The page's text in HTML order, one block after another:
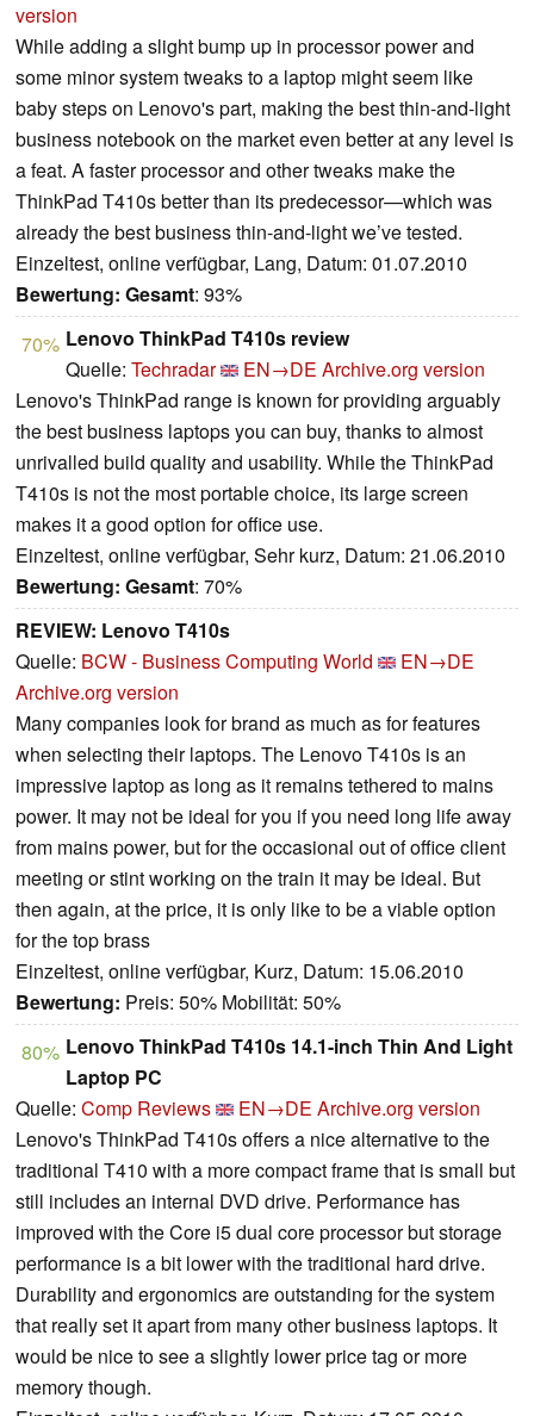
version
While adding a slight bump up in processor power and
some minor system tweaks to a laptop might seem like
baby steps on Lenovo's part, making the best thin-and-light
business notebook on the market even better at any level is
a feat. A faster processor and other tweaks make the
ThinkPad T410s better than its predecessor—which was
already the best business thin-and-light we’ve tested.
Einzeltest, online verfügbar, Lang, Datum: 01.07.2010
Bewertung: Gesamt: 93%
70% Lenovo ThinkPad T410s review
Quelle: Techradar EN→DE Archive.org version
Lenovo's ThinkPad range is known for providing arguably
the best business laptops you can buy, thanks to almost
unrivalled build quality and usability. While the ThinkPad
T410s is not the most portable choice, its large screen
makes it a good option for office use.
Einzeltest, online verfügbar, Sehr kurz, Datum: 21.06.2010
Bewertung: Gesamt: 70%
REVIEW: Lenovo T410s
Quelle: BCW - Business Computing World
EN→DE
Archive.org version
Many companies look for brand as much as for features
when selecting their laptops. The Lenovo T410s is an
impressive laptop as long as it remains tethered to mains
power. It may not be ideal for you if you need long life away
from mains power, but for the occasional out of office client
meeting or stint working on the train it may be ideal. But
then again, at the price, it is only like to be a viable option
for the top brass
Einzeltest, online verfügbar, Kurz, Datum: 15.06.2010
Bewertung: Preis: 50% Mobilität: 50%
80% Lenovo ThinkPad T410s 14.1-inch Thin And Light
Laptop PC
Quelle: Comp Reviews EN→DE Archive.org version
Lenovo's ThinkPad T410s offers a nice alternative to the
traditional T410 with a more compact frame that is small but
still includes an internal DVD drive. Performance has
improved with the Core i5 dual core processor but storage
performance is a bit lower with the traditional hard drive.
Durability and ergonomics are outstanding for the system
that really set it apart from many other business laptops. It
would be nice to see a slightly lower price tag or more
memory though.